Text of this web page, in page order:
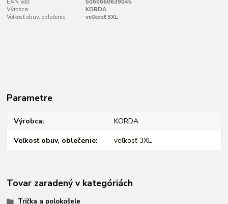
EAN kód:
5060660639045
Výrobca:
KORDA
Veľkosť obuv, oblečenie:
veľkosť 3XL
Parametre
Výrobca KORDA
Veľkosť obuv, oblečenie veľkosť 3XL
Tovar zaradený v kategóriách
Trička a polokošele